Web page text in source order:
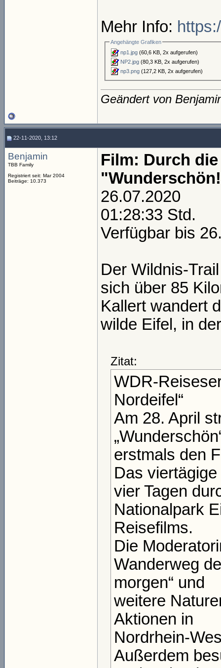
Mehr Info:
Angehängte Grafiken
np1.jpg (60,6 KB, 2x aufgerufen)
NP2.jpg (80,3 KB, 2x aufgerufen)
np3.png (127,2 KB, 2x aufgerufen)
Geändert von
22-11-2020, 13:12
Benjamin
TBB Family
Registriert seit: Mar 2004
Beiträge: 10.373
Film: Durch
26.07.2020
01:28:33 Std.
Verfügbar bis
Der Wildnis-
sich über 85
Kallert wandert
wilde Eifel, in
Zitat:
WDR-
Nordeifel“
Am 28. April
erstmals den
Das
vier Tagen
Nationalpark
Reisefilms.
Die
Wanderweg
morgen“ und
weitere
Aktionen in
Nordrhein-
Außerdem